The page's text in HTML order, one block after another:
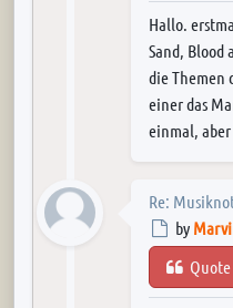
Hallo.
Sand,
die Themen
einer das
einmal,
Re:
Post
by
Quote